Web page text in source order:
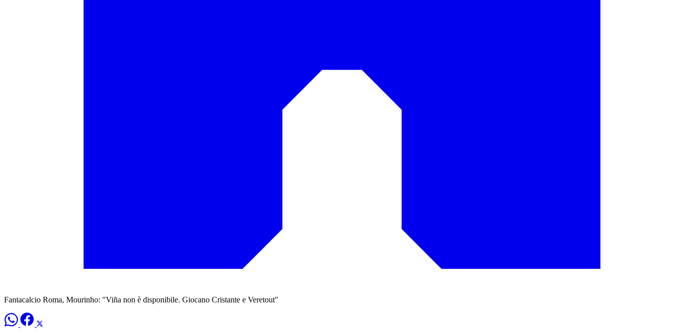
Fantacalcio Roma, Mourinho: "Viña non è disponibile. Giocano Cristante e Veretout"